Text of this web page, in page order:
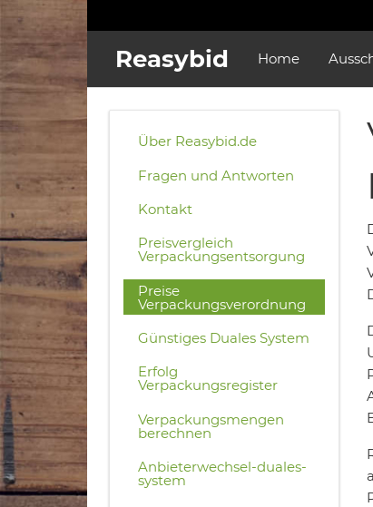
Reasybid Home
Über Reasybid.de
Fragen und Antworten
Kontakt
Preisvergleich
Verpackungsentsorgung
Preise
Verpackungsverordnung
Günstiges Duales System
Erfolg
Verpackungsregister
Verpackungsmengen
berechnen
Anbieterwechsel-duales-
system